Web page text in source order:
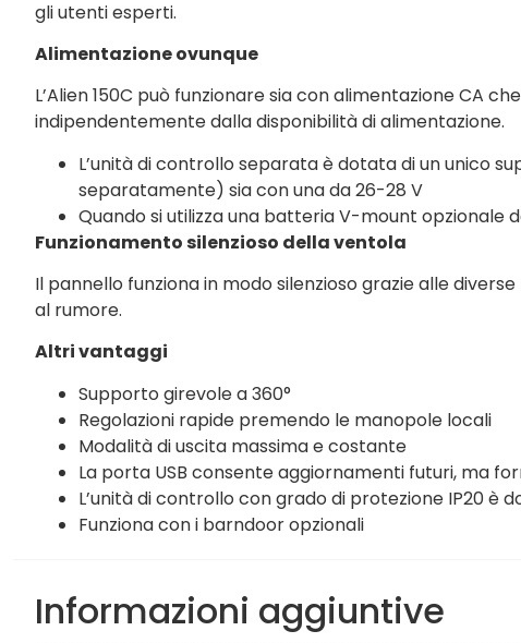
gli utenti esperti.
Alimentazione ovunque
L’Alien 150C può funzionare sia con alimentazione CA
indipendentemente dalla disponibilità di alimentazione.
L’unità di controllo separata è dotata di un unico
separatamente) sia con una da 26-28 V
Quando si utilizza una batteria V-mount opzionale
Funzionamento silenzioso della ventola
Il pannello funziona in modo silenzioso grazie alle
al rumore.
Altri vantaggi
Supporto girevole a 360°
Regolazioni rapide premendo le manopole locali
Modalità di uscita massima e costante
La porta USB consente aggiornamenti futuri, ma
L’unità di controllo con grado di protezione IP20
Funziona con i barndoor opzionali
Informazioni aggiuntive